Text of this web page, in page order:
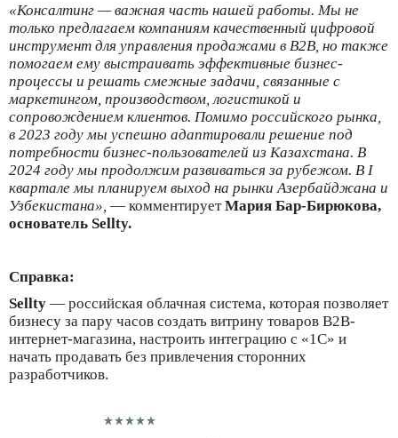
«Консалтинг — важная часть нашей работы. Мы не
только предлагаем компаниям качественный цифровой
инструмент для управления продажами в B2B, но также
помогаем ему выстраивать эффективные бизнес-
процессы и решать смежные задачи, связанные с
маркетингом, производством, логистикой и
сопровождением клиентов. Помимо российского рынка,
в 2023 году мы успешно адаптировали решение под
потребности бизнес-пользователей из Казахстана. В
2024 году мы продолжим развиваться за рубежом. В I
квартале мы планируем выход на рынки Азербайджана и
Узбекистана», — комментируетМария Бар-Бирюкова,
основатель Sellty.
Справка:
Sellty — российская облачная система, которая позволяет
бизнесу за пару часов создать витрину товаров B2B-
интернет-магазина, настроить интеграцию с «1С» и
начать продавать без привлечения сторонних
разработчиков.